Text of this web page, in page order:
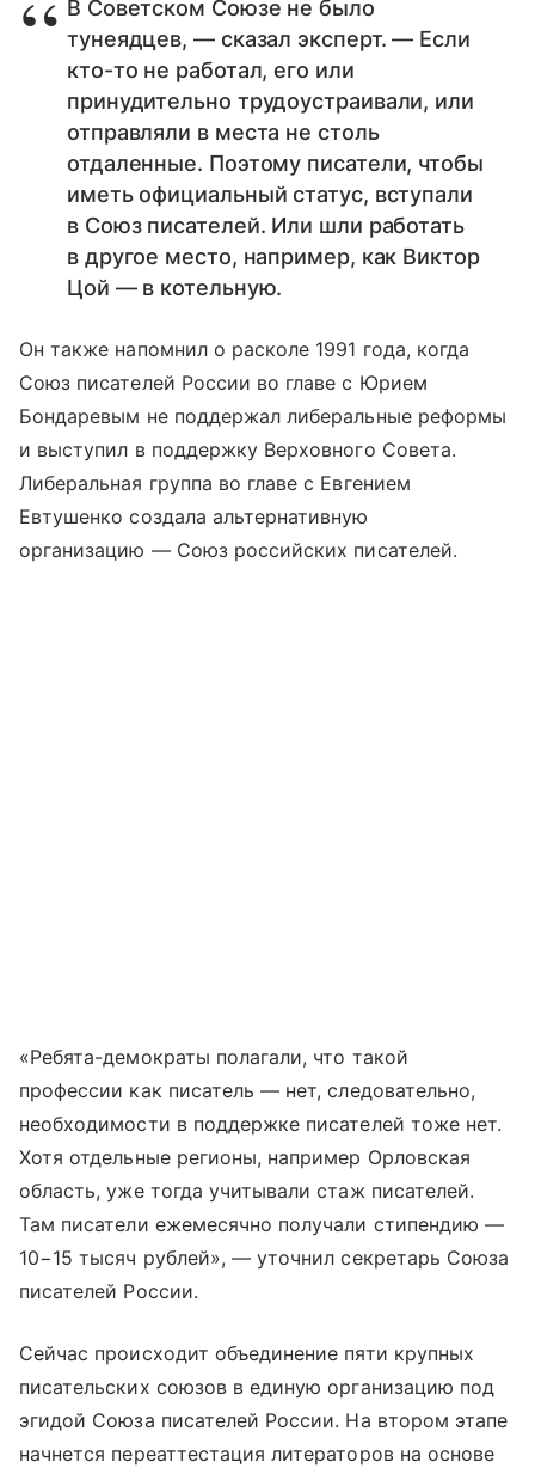
В Советском Союзе не было
тунеядцев, — сказал эксперт. — Если
кто-то не работал, его или
принудительно трудоустраивали, или
отправляли в места не столь
отдаленные. Поэтому писатели, чтобы
иметь официальный статус, вступали
в Союз писателей. Или шли работать
в другое место, например, как Виктор
Цой — в котельную.
Он также напомнил о расколе 1991 года, когда
Союз писателей России во главе с Юрием
Бондаревым не поддержал либеральные реформы
и выступил в поддержку Верховного Совета.
Либеральная группа во главе с Евгением
Евтушенко создала альтернативную
организацию — Союз российских писателей.
«Ребята-демократы полагали, что такой
профессии как писатель — нет, следовательно,
необходимости в поддержке писателей тоже нет.
Хотя отдельные регионы, например Орловская
область, уже тогда учитывали стаж писателей.
Там писатели ежемесячно получали стипендию —
10−15 тысяч рублей», — уточнил секретарь Союза
писателей России.
Сейчас происходит объединение пяти крупных
писательских союзов в единую организацию под
эгидой Союза писателей России. На втором этапе
начнется переаттестация литераторов на основе